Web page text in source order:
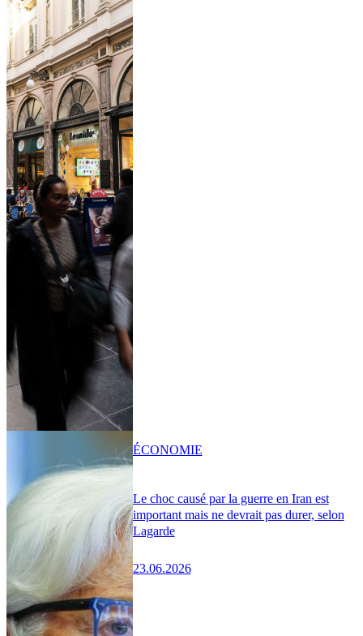
Le choc causé par la guerre en Iran est
important mais ne devrait pas durer, selon
Lagarde
23.06.2026
ÉCONOMIE